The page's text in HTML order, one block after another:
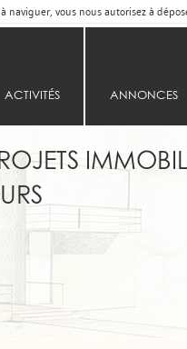
naviguer, vous nous autorisez à
ACTIVITÉS ANNONCES